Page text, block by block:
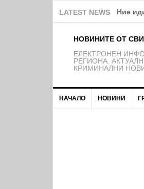
LATEST NEWS
НОВИНИТЕ ОТ
EЛЕКТРОНЕН
РЕГИОНА.
КРИМИНАЛНИ
НАЧАЛО НОВИНИ